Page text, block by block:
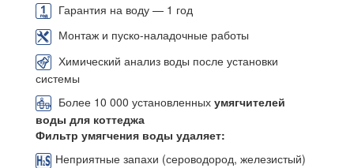
Гарантия на воду — 1 год
Монтаж и пуско-наладочные работы
Химический анализ воды после установки
системы
Более 10 000 установленных умягчителей
воды для коттеджа
Фильтр умягчения воды удаляет:
Неприятные запахи (сероводород, железистый)